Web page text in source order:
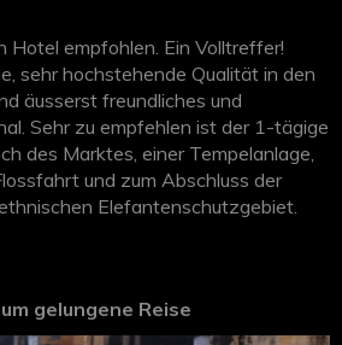
Hotel empfohlen. Ein Volltreffer!
sehr hochstehende Qualität in den
äusserst freundliches und
Sehr zu empfehlen ist der 1-tägige
des Marktes, einer Tempelanlage,
und zum Abschluss der
Elefantenschutzgebiet.
gelungene Reise